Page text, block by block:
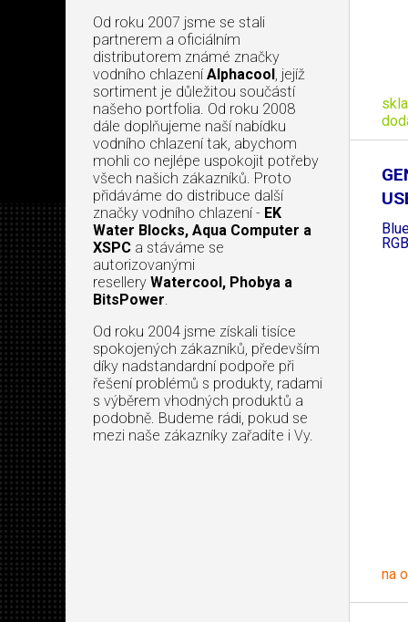
Od roku 2007 jsme se stali
partnerem a oficiálním
distributorem známé značky
vodního chlazení Alphacool, jejíž
sortiment je důležitou součástí
našeho portfolia. Od roku 2008
dále doplňujeme naší nabídku
vodního chlazení tak, abychom
mohli co nejlépe uspokojit potřeby
všech našich zákazníků. Proto
přidáváme do distribuce další
značky vodního chlazení - EK
Water Blocks, Aqua Computer a
XSPC a stáváme se
autorizovanými
resellery Watercool, Phobya a
BitsPower.
Od roku 2004 jsme získali tisíce
spokojených zákazníků, především
díky nadstandardní podpoře při
řešení problémů s produkty, radami
s výběrem vhodných produktů a
podobně. Budeme rádi, pokud se
mezi naše zákazníky zařadíte i Vy.
na